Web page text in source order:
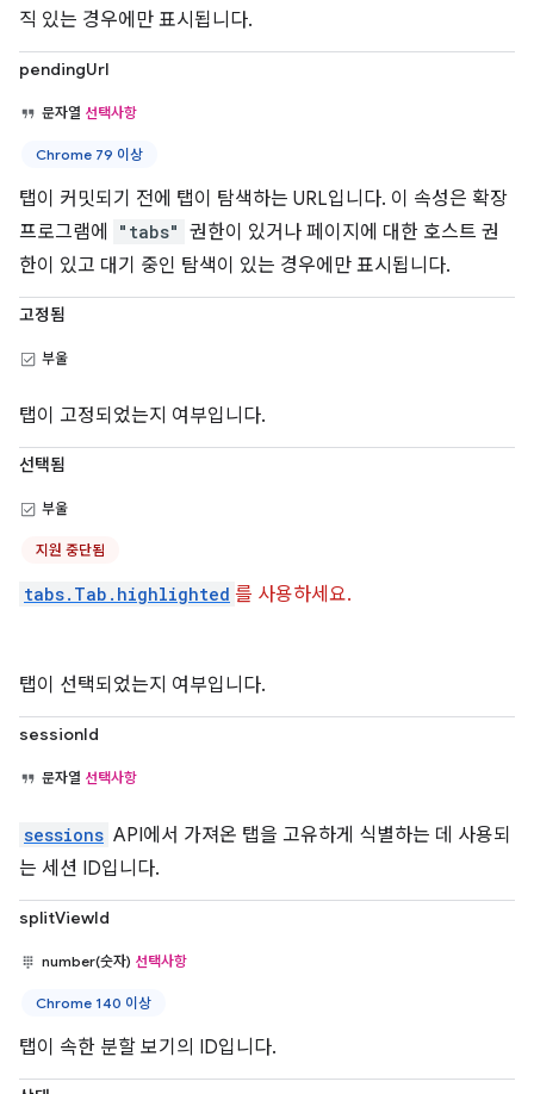
직 있는 경우에만 표시됩니다.
pendingUrl
문자열 선택사항
Chrome 79 이상
탭이 커밋되기 전에 탭이 탐색하는 URL입니다. 이 속성은 확장
프로그램에
"tabs" 권한이 있거나 페이지에 대한 호스트 권
한이 있고 대기 중인 탐색이 있는 경우에만 표시됩니다.
고정됨
부울
탭이 고정되었는지 여부입니다.
선택됨
부울
지원 중단됨
tabs.Tab.highlighted 를 사용하세요.
탭이 선택되었는지 여부입니다.
sessionId
문자열 선택사항
sessions API에서 가져온 탭을 고유하게 식별하는 데 사용되
는 세션 ID입니다.
splitViewId
number(숫자) 선택사항
Chrome 140 이상
탭이 속한 분할 보기의 ID입니다.